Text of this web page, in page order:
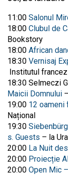
11:00 Salonul
18:00 Clubul de
Bookstory
18:00 African
18:30 Vernisaj
Institutul
18:30 Selmeczi
Maicii Domnului
19:00 12 oameni
Național
19:30
s. Guests – la
20:00 La Nuit
20:00 Proiecție
20:00 Open Mic